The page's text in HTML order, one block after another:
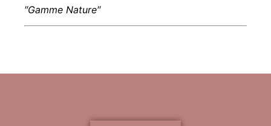
″Gamme Nature″